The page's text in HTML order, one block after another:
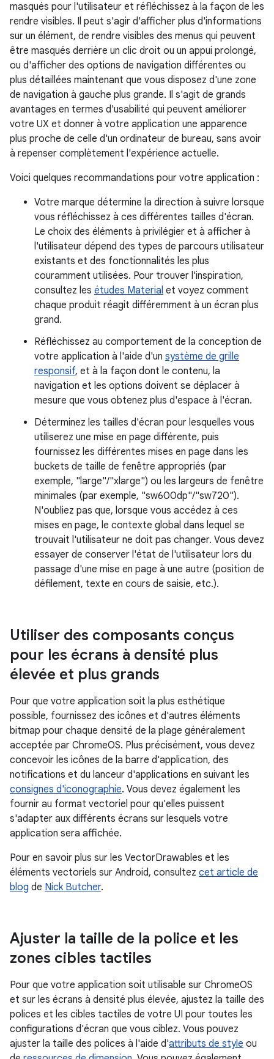
masqués pour l'utilisateur et réfléchissez à la façon de les
rendre visibles. Il peut s'agir d'afficher plus d'informations
sur un élément, de rendre visibles des menus qui peuvent
être masqués derrière un clic droit ou un appui prolongé,
ou d'afficher des options de navigation différentes ou
plus détaillées maintenant que vous disposez d'une zone
de navigation à gauche plus grande. Il s'agit de grands
avantages en termes d'usabilité qui peuvent améliorer
votre UX et donner à votre application une apparence
plus proche de celle d'un ordinateur de bureau, sans avoir
à repenser complètement l'expérience actuelle.
Voici quelques recommandations pour votre application :
Votre marque détermine la direction à suivre lorsque
vous réfléchissez à ces différentes tailles d'écran.
Le choix des éléments à privilégier et à afficher à
l'utilisateur dépend des types de parcours utilisateur
existants et des fonctionnalités les plus
couramment utilisées. Pour trouver l'inspiration,
consultez les études Material et voyez comment
chaque produit réagit différemment à un écran plus
grand.
Réfléchissez au comportement de la conception de
votre application à l'aide d'un système de grille
responsif, et à la façon dont le contenu, la
navigation et les options doivent se déplacer à
mesure que vous obtenez plus d'espace à l'écran.
Déterminez les tailles d'écran pour lesquelles vous
utiliserez une mise en page différente, puis
fournissez les différentes mises en page dans les
buckets de taille de fenêtre appropriés (par
exemple, "large"/"xlarge") ou les largeurs de fenêtre
minimales (par exemple, "sw600dp"/"sw720").
N'oubliez pas que, lorsque vous accédez à ces
mises en page, le contexte global dans lequel se
trouvait l'utilisateur ne doit pas changer. Vous devez
essayer de conserver l'état de l'utilisateur lors du
passage d'une mise en page à une autre (position de
défilement, texte en cours de saisie, etc.).
Utiliser des composants conçus
pour les écrans à densité plus
élevée et plus grands
Pour que votre application soit la plus esthétique
possible, fournissez des icônes et d'autres éléments
bitmap pour chaque densité de la plage généralement
acceptée par ChromeOS. Plus précisément, vous devez
concevoir les icônes de la barre d'application, des
notifications et du lanceur d'applications en suivant les
consignes d'iconographie. Vous devez également les
fournir au format vectoriel pour qu'elles puissent
s'adapter aux différents écrans sur lesquels votre
application sera affichée.
Pour en savoir plus sur les VectorDrawables et les
éléments vectoriels sur Android, consultez cet article de
blog de Nick Butcher.
Ajuster la taille de la police et les
zones cibles tactiles
Pour que votre application soit utilisable sur ChromeOS
et sur les écrans à densité plus élevée, ajustez la taille des
polices et les cibles tactiles de votre UI pour toutes les
configurations d'écran que vous ciblez. Vous pouvez
ajuster la taille des polices à l'aide d'attributs de style ou